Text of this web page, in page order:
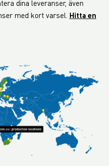
dina leveranser, även
med kort varsel. Hitta en